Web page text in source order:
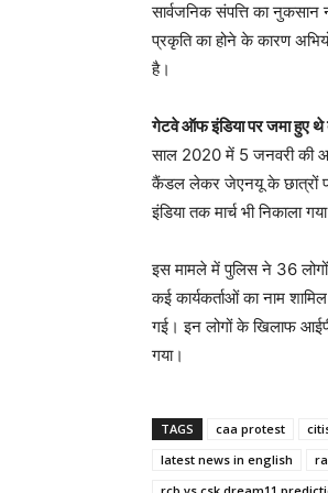
सार्वजनिक संपत्ति का
प्रकृति का होने के कारण
है।
गेटवे ऑफ इंडिया पर जमा हुए थे
साल 2020 में 5 जनवरी की
कैंडल लेकर जेएनयू के छात्रों
इंडिया तक मार्च भी निकाला
इस मामले में पुलिस ने 36 लोगों
कई कार्यकर्ताओं का नाम
गई। इन लोगों के खिलाफ
गया।
TAGS caa protest
latest news in english